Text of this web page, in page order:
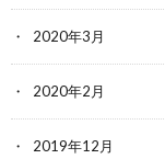
2020年3月
2020年2月
2019年12月